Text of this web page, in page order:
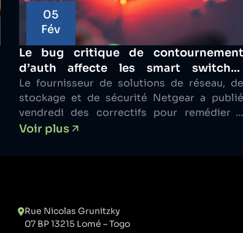
05
Fév
Le bug critique de contournement
d’auth affecte les smart switches
NETGEAR
Le fournisseur de solutions de réseau, de
stockage et de sécurité Netgear a publié
vendredi des correctifs pour remédier à
trois vulnérabilités affectant ses
Voir plus
Rue Nicolas Grunitzky
07 BP 13215 Lomé – Togo